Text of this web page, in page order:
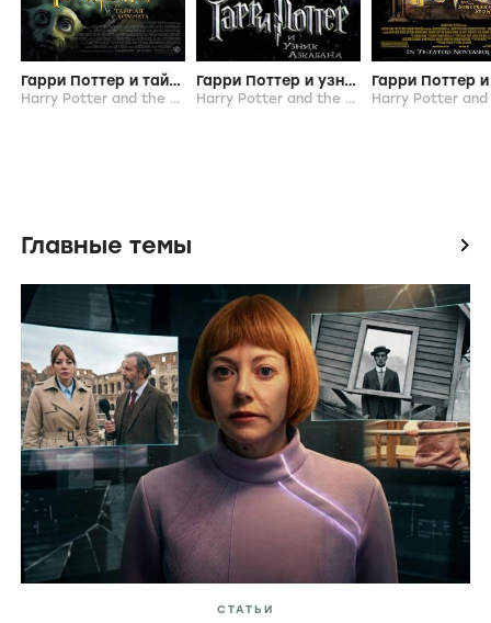
Гарри Поттер и тайная комната
Harry Potter and the Chamber of Secrets, 2002
Гарри Поттер и узник Азкабана
Harry Potter and the Prisoner of Azkaban,
Главные темы icon
СТАТЬИ